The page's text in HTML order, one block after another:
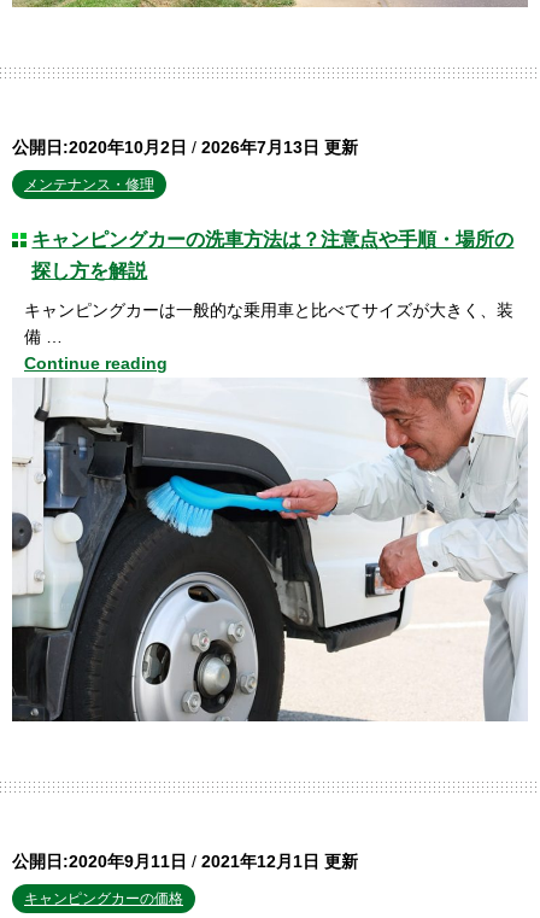
公開日:2020年10月2日 / 2026年7月13日 更新
メンテナンス・修理
キャンピングカーの洗車方法は？注意点や手順・場所の
探し方を解説
キャンピングカーは一般的な乗用車と比べてサイズが大きく、装
備 …
Continue reading
公開日:2020年9月11日 / 2021年12月1日 更新
キャンピングカーの価格